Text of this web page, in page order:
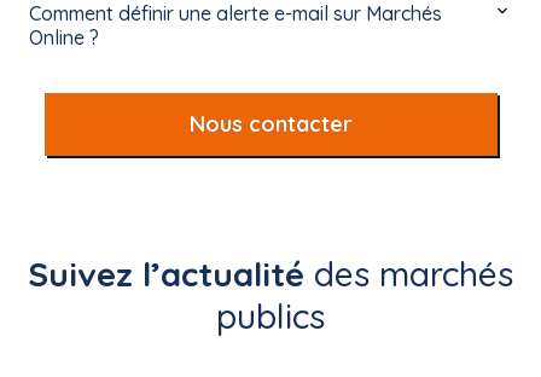
Comment définir une alerte e-mail sur Marchés
Online ?
Nous contacter
Suivez l’actualité des marchés
publics